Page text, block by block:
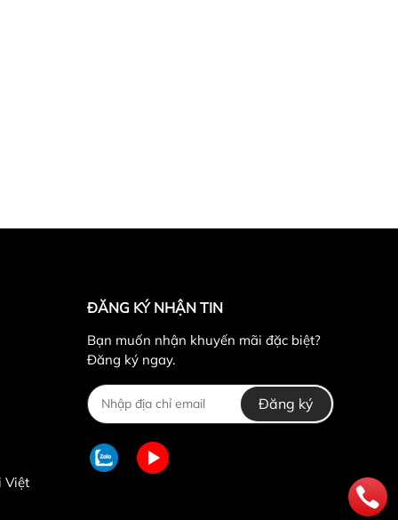
Việt
ĐĂNG KÝ NHẬN TIN
Bạn muốn nhận khuyến mãi đặc biệt?
Đăng ký ngay.
Đăng ký